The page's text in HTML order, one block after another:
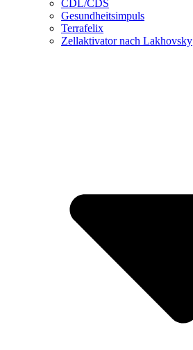
CDL/CDS
Gesundheitsimpuls
Terrafelix
Zellaktivator nach Lakhovsky